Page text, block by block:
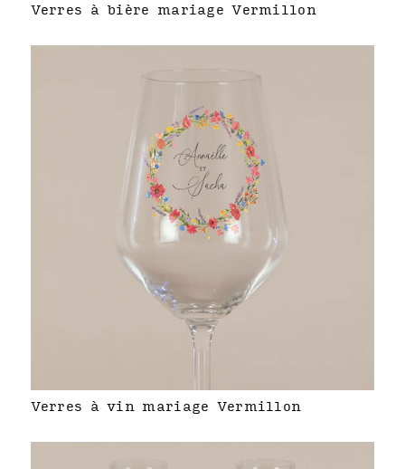
Verres à bière mariage Vermillon
Verres à vin mariage Vermillon